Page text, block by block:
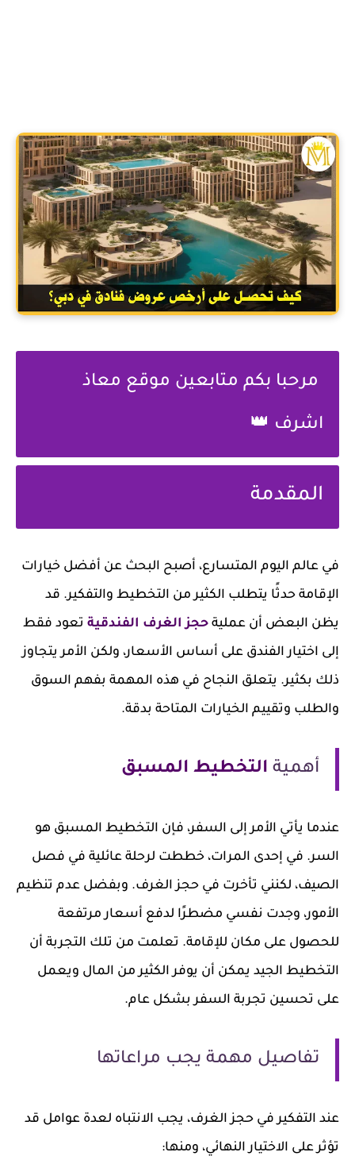
مرحبا بكم متابعين موقع معاذ
اشرف 👑
المقدمة
في عالم اليوم المتسارع، أصبح البحث عن أفضل خيارات
الإقامة حدثًا يتطلب الكثير من التخطيط والتفكير. قد
يظن البعض أن عملية حجز الغرف الفندقية تعود فقط
إلى اختيار الفندق على أساس الأسعار، ولكن الأمر يتجاوز
ذلك بكثير. يتعلق النجاح في هذه المهمة بفهم السوق
والطلب وتقييم الخيارات المتاحة بدقة.
أهمية التخطيط المسبق
عندما يأتي الأمر إلى السفر، فإن التخطيط المسبق هو
السر. في إحدى المرات، خططت لرحلة عائلية في فصل
الصيف، لكنني تأخرت في حجز الغرف. وبفضل عدم تنظيم
الأمور، وجدت نفسي مضطرًا لدفع أسعار مرتفعة
للحصول على مكان للإقامة. تعلمت من تلك التجربة أن
التخطيط الجيد يمكن أن يوفر الكثير من المال ويعمل
على تحسين تجربة السفر بشكل عام.
تفاصيل مهمة يجب مراعاتها
عند التفكير في حجز الغرف، يجب الانتباه لعدة عوامل قد
تؤثر على الاختيار النهائي، ومنها: